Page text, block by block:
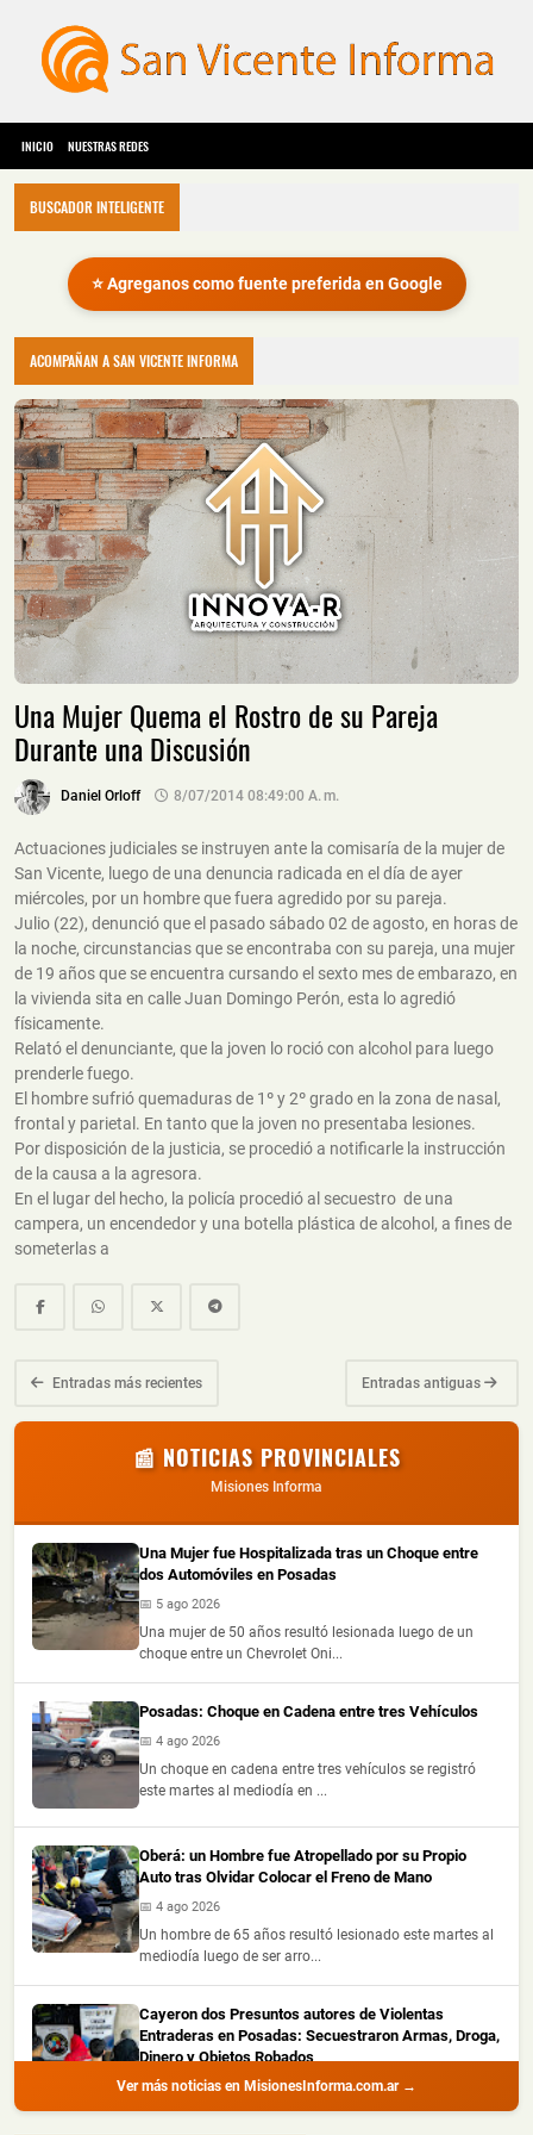
INICIO NUESTRAS REDES
BUSCADOR INTELIGENTE
⭐ Agreganos como fuente preferida en Google
ACOMPAÑAN A SAN VICENTE INFORMA
Una Mujer Quema el Rostro de su Pareja
Durante una Discusión
Daniel Orloff 8/07/2014 08:49:00 A. M.
Actuaciones judiciales se instruyen ante la comisaría de la mujer de
San Vicente, luego de una denuncia radicada en el día de ayer
miércoles, por un hombre que fuera agredido por su pareja.
Julio (22), denunció que el pasado sábado 02 de agosto, en horas de
la noche, circunstancias que se encontraba con su pareja, una mujer
de 19 años que se encuentra cursando el sexto mes de embarazo, en
la vivienda sita en calle Juan Domingo Perón, esta lo agredió
físicamente.
Relató el denunciante, que la joven lo roció con alcohol para luego
prenderle fuego.
El hombre sufrió quemaduras de 1º y 2º grado en la zona de nasal,
frontal y parietal. En tanto que la joven no presentaba lesiones.
Por disposición de la justicia, se procedió a notificarle la instrucción
de la causa a la agresora.
En el lugar del hecho, la policía procedió al secuestro de una
campera, un encendedor y una botella plástica de alcohol, a fines de
someterlas a
Entradas más recientes Entradas antiguas
📰 NOTICIAS PROVINCIALES
Misiones Informa
Una Mujer fue Hospitalizada tras un Choque entre
dos Automóviles en Posadas
📅 5 ago 2026
Una mujer de 50 años resultó lesionada luego de un
choque entre un Chevrolet Oni...
Posadas: Choque en Cadena entre tres Vehículos
📅 4 ago 2026
Un choque en cadena entre tres vehículos se registró
este martes al mediodía en ...
Oberá: un Hombre fue Atropellado por su Propio
Auto tras Olvidar Colocar el Freno de Mano
📅 4 ago 2026
Un hombre de 65 años resultó lesionado este martes al
mediodía luego de ser arro...
Cayeron dos Presuntos autores de Violentas
Entraderas en Posadas: Secuestraron Armas, Droga,
Dinero y Objetos Robados
📅 4 ago 2026
La Policía de Misiones detuvo a dos hombres con
Ver más noticias en MisionesInforma.com.ar →